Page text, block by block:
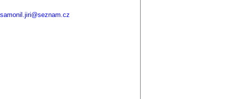
samonil.jiri@seznam.cz